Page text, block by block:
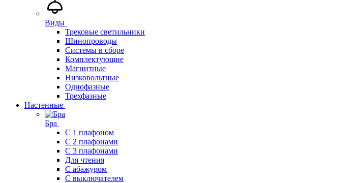
Виды
Трековые светильники
Шинопроводы
Системы в сборе
Комплектующие
Магнитные
Низковольтные
Однофазные
Трехфазные
Настенные
Бра
С 1 плафоном
С 2 плафонами
С 3 плафонами
Для чтения
С абажуром
С выключателем